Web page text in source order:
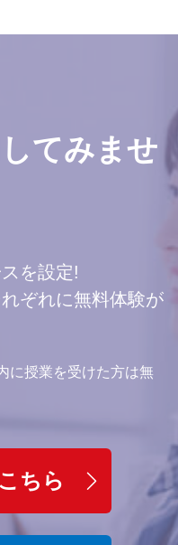
てみませ
を設定!
ぞれに無料体験が
に授業を受けた方は無
ちら